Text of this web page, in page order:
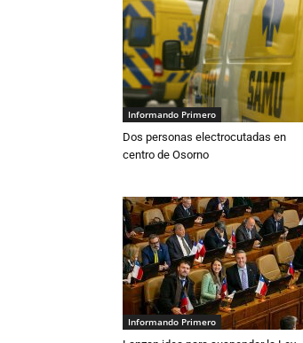
Informando Primero
Dos personas electrocutadas en
centro de Osorno
Informando Primero